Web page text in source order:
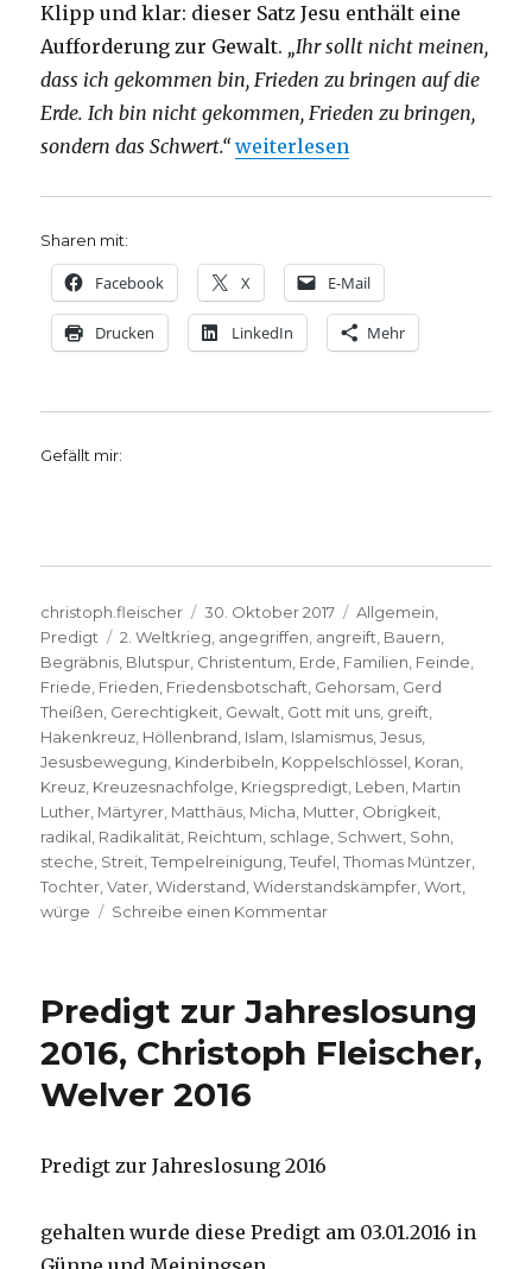
Klipp und klar: dieser Satz Jesu enthält eine
Aufforderung zur Gewalt. „Ihr sollt nicht meinen,
dass ich gekommen bin, Frieden zu bringen auf die
Erde. Ich bin nicht gekommen, Frieden zu bringen,
sondern das Schwert.“„Eine Kriegspredigt?
weiterlesen
Sharen mit:
Facebook X E-Mail
Drucken LinkedIn Mehr
Gefällt mir:
Autor
christoph.fleischer
Veröffentlicht
am
30. Oktober 2017 Kategorien
Allgemein
Predigt
Schlagwörter
2. Weltkrieg angegriffen angreift Bauern
Begräbnis Blutspur Christentum Erde Familien Feinde
Friede Frieden Friedensbotschaft Gehorsam Gerd
Theißen Gerechtigkeit Gewalt Gott mit uns greift
Hakenkreuz Höllenbrand Islam Islamismus ,Jesus
Jesusbewegung Kinderbibeln Koppelschlössel Koran
Kreuz Kreuzesnachfolge Kriegspredigt Leben Martin
Luther Märtyrer Matthäus Micha Mutter Obrigkeit
radikal Radikalität Reichtum schlage Schwert Sohn
steche Streit ,Tempelreinigung ,Teufel ,Thomas Müntzer
Tochter ,Vater ,Widerstand ,Widerstandskämpfer ,Wort
würge
Schreibe einen Kommentarzu
Fleischer,
Welver
2017
Predigt zur Jahreslosung
2016, Christoph Fleischer,
Welver 2016
Predigt zur Jahreslosung 2016
gehalten wurde diese Predigt am 03.01.2016 in